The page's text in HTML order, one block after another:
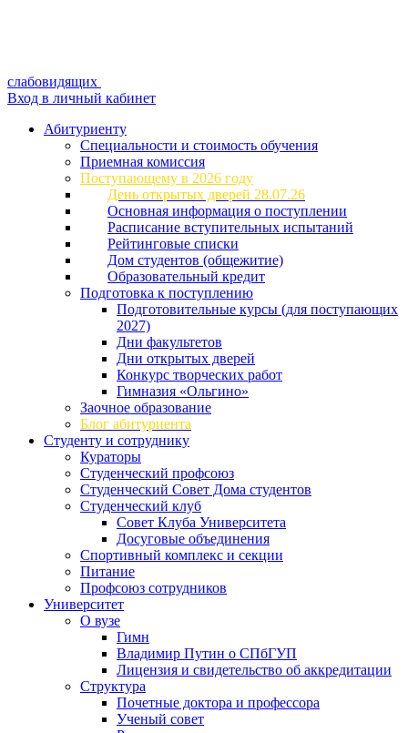
слабовидящих
Вход в личный кабинет
Абитуриенту
Специальности и стоимость обучения
Приемная комиссия
Поступающему в 2026 году
День открытых дверей 28.07.26
Основная информация о поступлении
Расписание вступительных испытаний
Рейтинговые списки
Дом студентов (общежитие)
Образовательный кредит
Подготовка к поступлению
Подготовительные курсы (для поступающих
2027)
Дни факультетов
Дни открытых дверей
Конкурс творческих работ
Гимназия «Ольгино»
Заочное образование
Блог абитуриента
Студенту и сотруднику
Кураторы
Студенческий профсоюз
Студенческий Совет Дома студентов
Студенческий клуб
Совет Клуба Университета
Досуговые объединения
Спортивный комплекс и секции
Питание
Профсоюз сотрудников
Университет
О вузе
Гимн
Владимир Путин о СПбГУП
Лицензия и свидетельство об аккредитации
Структура
Почетные доктора и профессора
Ученый совет